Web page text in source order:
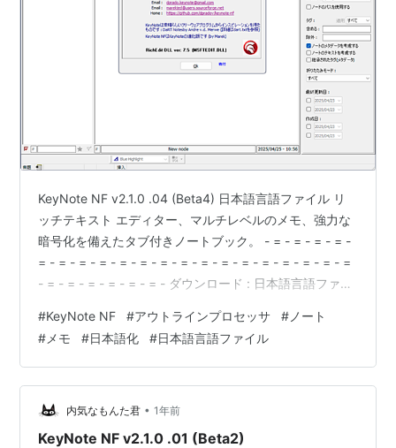
KeyNote NF v2.1.0 .04 (Beta4) 日本語言語ファイル リ
ッチテキスト エディター、マルチレベルのメモ、強力な
暗号化を備えたタブ付きノートブック。 - = - = - = - = -
= - = - = - = - = - = - = - = - = - = - = - = - = - = - = - =
- = - = - = - = - = - = - ダウンロード : 日本語言語ファイ
#KeyNote NF #アウトラインプロセッサ # ノート
# メモ #日本語化 #日本語言語ファイル
内気なもんた君 • 1年前
KeyNote NF v2.1.0 .01 (Beta2)